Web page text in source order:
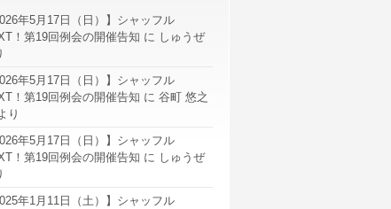
年5月17日（日）】シャッフル
！第19回例会の開催告知 に しゅうぜ
年5月17日（日）】シャッフル
！第19回例会の開催告知 に谷町 悠之
り
年5月17日（日）】シャッフル
！第19回例会の開催告知 に しゅうぜ
年1月11日（土）】シャッフル